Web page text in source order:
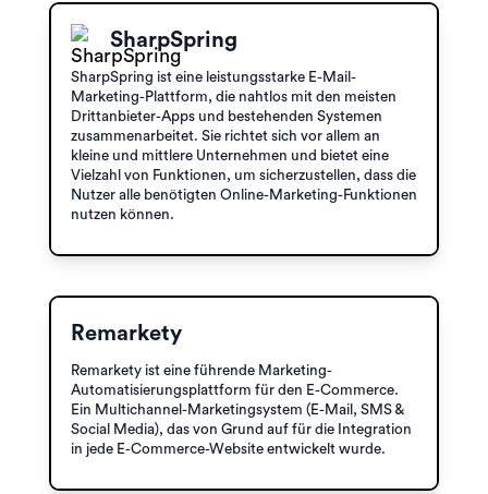
SharpSpring
SharpSpring ist eine leistungsstarke E-Mail-
Marketing-Plattform, die nahtlos mit den meisten
Drittanbieter-Apps und bestehenden Systemen
zusammenarbeitet. Sie richtet sich vor allem an
kleine und mittlere Unternehmen und bietet eine
Vielzahl von Funktionen, um sicherzustellen, dass die
Nutzer alle benötigten Online-Marketing-Funktionen
nutzen können.
Remarkety
Remarkety ist eine führende Marketing-
Automatisierungsplattform für den E-Commerce.
Ein Multichannel-Marketingsystem (E-Mail, SMS &
Social Media), das von Grund auf für die Integration
in jede E-Commerce-Website entwickelt wurde.